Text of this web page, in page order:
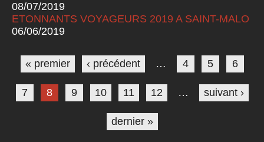
08/07/2019
ETONNANTS VOYAGEURS 2019 A SAINT-MALO
06/06/2019
Pages
« premier ‹ précédent … 4 5 6
7 8 9 10 11 12 … suivant ›
dernier »